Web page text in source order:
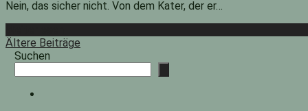
Nein, das sicher nicht. Von dem Kater, der er…
Beitragsnavigation
Ältere Beiträge
Suchen